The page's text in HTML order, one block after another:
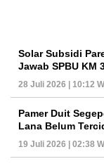
Solar Subsidi
Jawab SPBU KM
28 Juli 2026 | 10:12
Pamer Duit
Lana Belum
19 Juli 2026 | 02:38